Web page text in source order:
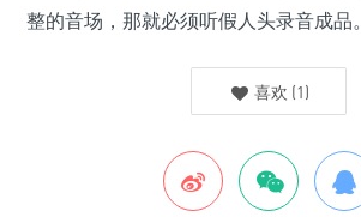
整的音场，那就必须听假人头录音成品。
喜欢 (1)